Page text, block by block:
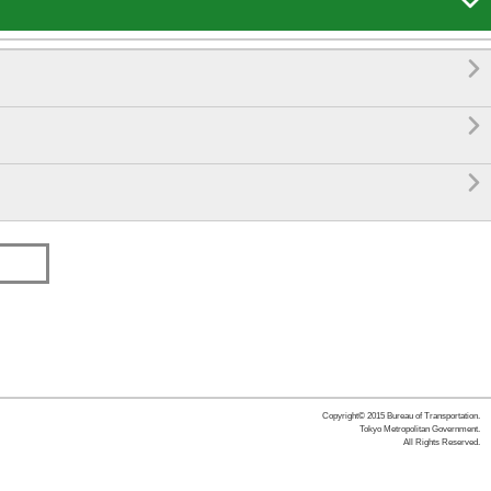



Copyright© 2015 Bureau of Transportation.
Tokyo Metropolitan Government.
All Rights Reserved.